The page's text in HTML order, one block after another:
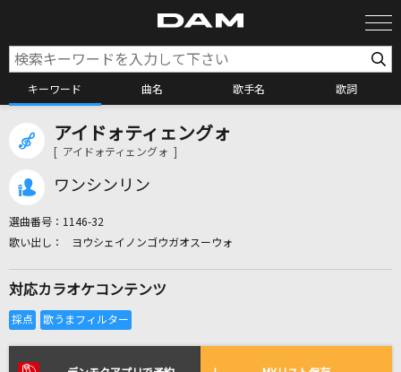
キーワード 曲名 歌手名 歌詞
カラオケ検索
リアルタイムで歌われている曲の一覧
アイドォティェングォ
[ アイドォティェングォ ]
ワンシンリン
選曲番号： 1146-32
ヨウシェイノンゴウガオスーウォ
対応カラオケコンテンツ